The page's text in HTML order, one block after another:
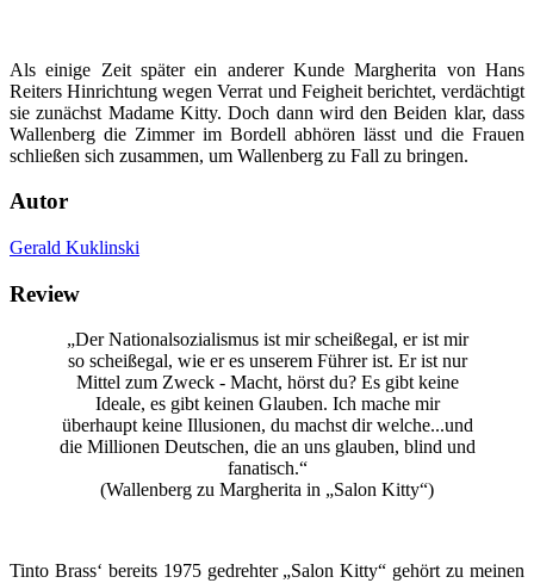
Als einige Zeit später ein anderer Kunde Margherita von Hans
Reiters Hinrichtung wegen Verrat und Feigheit berichtet, verdächtigt
sie zunächst Madame Kitty. Doch dann wird den Beiden klar, dass
Wallenberg die Zimmer im Bordell abhören lässt und die Frauen
schließen sich zusammen, um Wallenberg zu Fall zu bringen.
Autor
Gerald Kuklinski
Review
„Der Nationalsozialismus ist mir scheißegal, er ist mir
so scheißegal, wie er es unserem Führer ist. Er ist nur
Mittel zum Zweck - Macht, hörst du? Es gibt keine
Ideale, es gibt keinen Glauben. Ich mache mir
überhaupt keine Illusionen, du machst dir welche...und
die Millionen Deutschen, die an uns glauben, blind und
fanatisch.“
(Wallenberg zu Margherita in „Salon Kitty“)
Tinto Brass‘ bereits 1975 gedrehter „Salon Kitty“ gehört zu meinen